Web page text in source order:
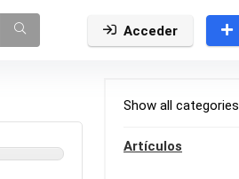
Acceder
Show all categories
Artículos